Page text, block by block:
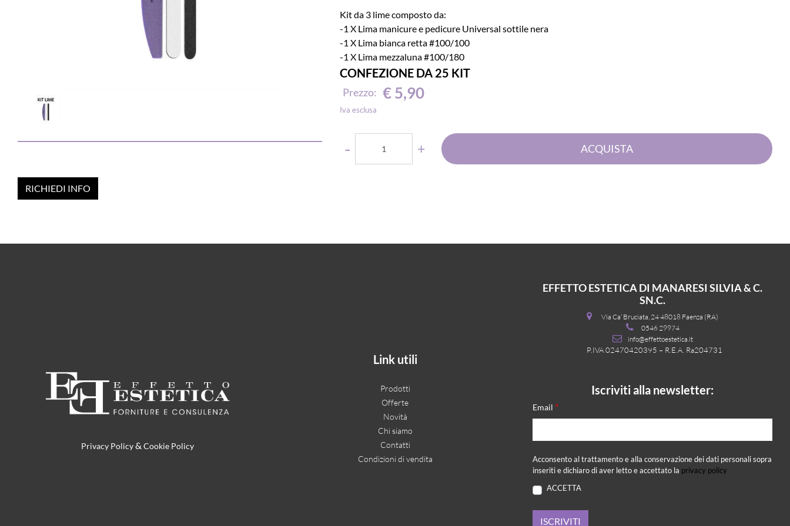
RICHIEDI INFO
Kit da 3 lime composto da:
-1 X Lima manicure e pedicure Universal sottile nera
-1 X Lima bianca retta #100/100
-1 X Lima mezzaluna #100/180
CONFEZIONE DA 25 KIT
Prezzo: € 5,90
Iva esclusa
ACQUISTA
Privacy Policy& Cookie Policy
Link utili
Prodotti
Offerte
Novità
Chi siamo
Contatti
Condizioni di vendita
EFFETTO ESTETICA DI MANARESI SILVIA & C.
SN.C.
Via Ca’ Bruciata, 24 48018 Faenza (RA)
0546 29974
info@effettoestetica.it
P.IVA 02470420395 – R.E.A. Ra204731
Iscriviti alla newsletter:
Email *
Acconsento al trattamento e alla conservazione dei dati personali sopra
inseriti e dichiaro di aver letto e accettato la privacy policy
ACCETTA